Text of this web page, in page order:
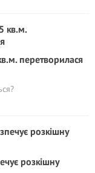
перетворилася
розкішну